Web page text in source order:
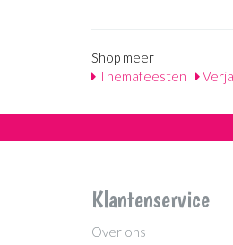
Shop meer
Themafeesten
Klantenservice
Over ons